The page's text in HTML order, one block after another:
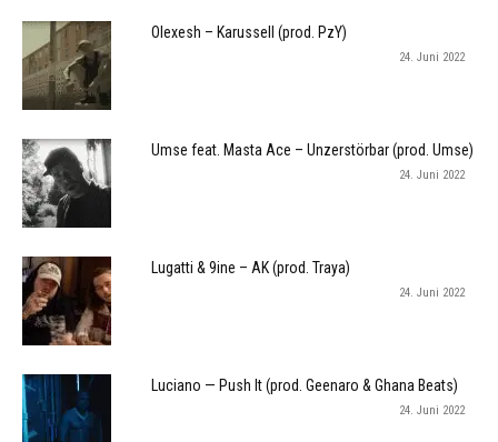
Olexesh – Karussell (prod. PzY)
24. Juni 2022
Umse feat. Masta Ace – Unzerstörbar (prod. Umse)
24. Juni 2022
Lugatti & 9ine – AK (prod. Traya)
24. Juni 2022
Luciano — Push It (prod. Geenaro & Ghana Beats)
24. Juni 2022